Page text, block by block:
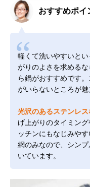
おすすめポイ
軽くて洗いやすいと
がりのよさを求める
ら鍋がおすすめです
がいらないところが魅
光沢のあるステンレ
げ上がりのタイミン
ッチンにもなじみや
網のみなので、シン
いています。